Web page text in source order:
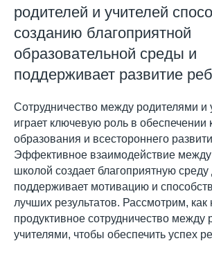
родителей и учителей
созданию благоприятной
образовательной среды и
поддерживает развитие
Сотрудничество между родителями и
играет ключевую роль в обеспечении
образования и всестороннего
Эффективное взаимодействие
школой создает благоприятную
поддерживает мотивацию и
лучших результатов. Рассмотрим, как
продуктивное сотрудничество между
учителями, чтобы обеспечить успех